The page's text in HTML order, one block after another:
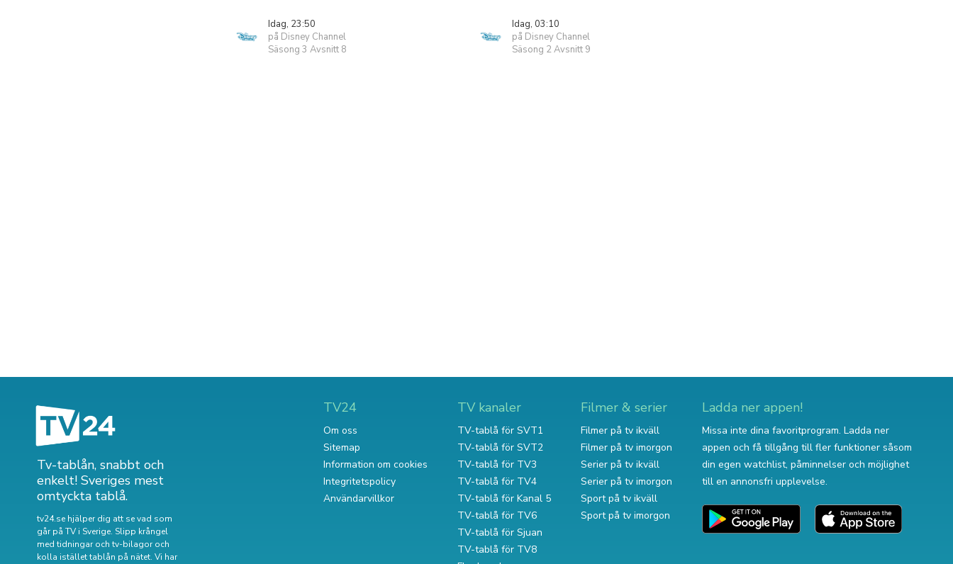
Idag, 23:50
på Disney Channel
Säsong 3 Avsnitt 8
Idag, 03:10
på Disney Channel
Säsong 2 Avsnitt 9
Tv-tablån, snabbt och
enkelt! Sveriges mest
omtyckta tablå.
tv24.se hjälper dig att se vad som
går på TV i Sverige. Slipp krångel
med tidningar och tv-bilagor och
kolla istället tablån på nätet. Vi har
TV24
Om oss
Sitemap
Information om cookies
Integritetspolicy
Användarvillkor
TV kanaler
TV-tablå för SVT1
TV-tablå för SVT2
TV-tablå för TV3
TV-tablå för TV4
TV-tablå för Kanal 5
TV-tablå för TV6
TV-tablå för Sjuan
TV-tablå för TV8
Filmer & serier
Filmer på tv ikväll
Filmer på tv imorgon
Serier på tv ikväll
Serier på tv imorgon
Sport på tv ikväll
Sport på tv imorgon
Ladda ner appen!
Missa inte dina favoritprogram. Ladda ner
appen och få tillgång till fler funktioner såsom
din egen watchlist, påminnelser och möjlighet
till en annonsfri upplevelse.